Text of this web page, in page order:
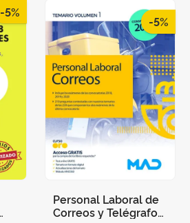
-5%
-5%
Personal Laboral de
Correos y Telégrafos.